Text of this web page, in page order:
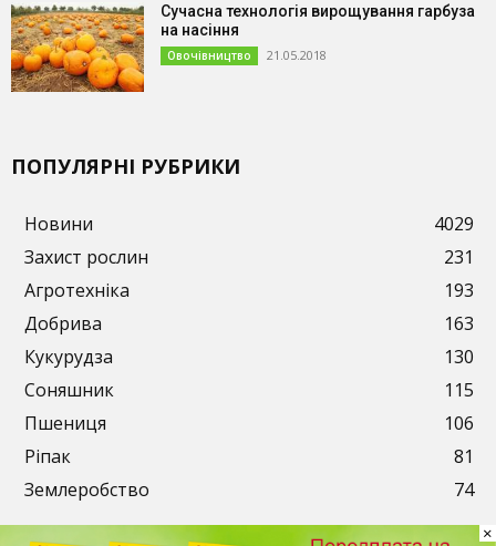
Сучасна технологія вирощування гарбуза
на насіння
Овочівництво 21.05.2018
ПОПУЛЯРНІ РУБРИКИ
Новини
4029
Захист рослин
231
Агротехніка
193
Добрива
163
Кукурудза
130
Соняшник
115
Пшениця
106
Ріпак
81
Землеробство
74
×